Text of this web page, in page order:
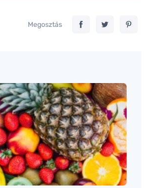
Megosztás